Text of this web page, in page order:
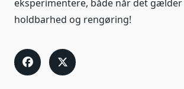
eksperimentere, både når det gælder
holdbarhed og rengøring!